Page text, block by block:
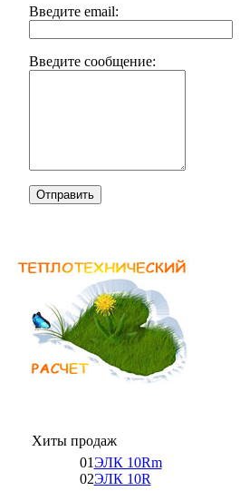
Введите email:
Введите сообщение:
Отправить
Хиты продаж
01ЭЛК 10Rm
02ЭЛК 10R